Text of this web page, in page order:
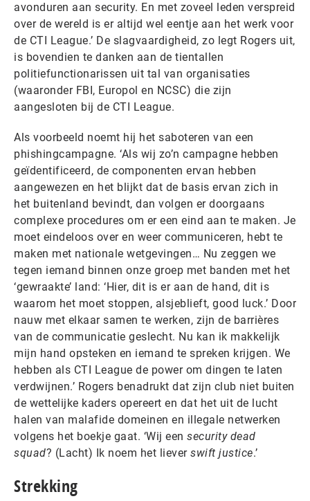
avonduren aan security. En met zoveel leden verspreid
over de wereld is er altijd wel eentje aan het werk voor
de CTI League.’ De slagvaardigheid, zo legt Rogers uit,
is bovendien te danken aan de tientallen
politiefunctionarissen uit tal van organisaties
(waaronder FBI, Europol en NCSC) die zijn
aangesloten bij de CTI League.
Als voorbeeld noemt hij het saboteren van een
phishingcampagne. ‘Als wij zo’n campagne hebben
geïdentificeerd, de componenten ervan hebben
aangewezen en het blijkt dat de basis ervan zich in
het buitenland bevindt, dan volgen er doorgaans
complexe procedures om er een eind aan te maken. Je
moet eindeloos over en weer communiceren, hebt te
maken met nationale wetgevingen… Nu zeggen we
tegen iemand binnen onze groep met banden met het
‘gewraakte’ land: ‘Hier, dit is er aan de hand, dit is
waarom het moet stoppen, alsjeblieft, good luck.’ Door
nauw met elkaar samen te werken, zijn de barrières
van de communicatie geslecht. Nu kan ik makkelijk
mijn hand opsteken en iemand te spreken krijgen. We
hebben als CTI League de power om dingen te laten
verdwijnen.’ Rogers benadrukt dat zijn club niet buiten
de wettelijke kaders opereert en dat het uit de lucht
halen van malafide domeinen en illegale netwerken
volgens het boekje gaat. ‘Wij een security dead
squad? (Lacht) Ik noem het liever swift justice.’
Strekking